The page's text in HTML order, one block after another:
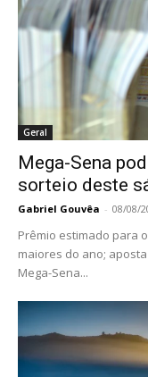
Geral
Mega-Sena
sorteio deste
Gabriel Gouvêa - 08/08/
Prêmio estimado para
maiores do ano;
Mega-Sena...